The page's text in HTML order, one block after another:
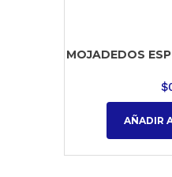
MOJADEDOS
$
AÑADIR